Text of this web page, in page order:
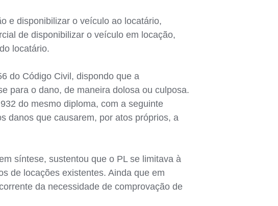
e disponibilizar o veículo ao locatário,
de disponibilizar o veículo em locação,
locatário.
do Código Civil, dispondo que a
para o dano, de maneira dolosa ou culposa.
do mesmo diploma, com a seguinte
danos que causarem, por atos próprios, a
síntese, sustentou que o PL se limitava à
de locações existentes. Ainda que em
da necessidade de comprovação de